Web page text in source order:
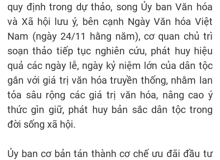
quy định trong dự thảo, song Ủy ban Văn hóa
và Xã hội lưu ý, bên cạnh Ngày Văn hóa Việt
Nam (ngày 24/11 hằng năm), cơ quan chủ trì
soạn thảo tiếp tục nghiên cứu, phát huy hiệu
quả các ngày lễ, ngày kỷ niệm lớn của dân tộc
gắn với giá trị văn hóa truyền thống, nhằm lan
tỏa sâu rộng các giá trị văn hóa, nâng cao ý
thức gìn giữ, phát huy bản sắc dân tộc trong
đời sống xã hội.
Ủy ban cơ bản tán thành cơ chế ưu đãi đầu tư